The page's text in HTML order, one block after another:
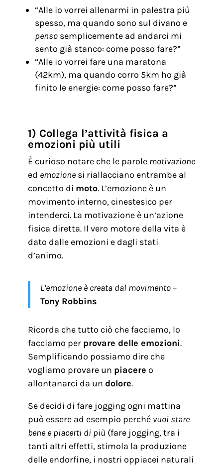
“Alle io vorrei allenarmi in palestra più
spesso, ma quando sono sul divano e
penso semplicemente ad andarci mi
sento già stanco: come posso fare?”
“Alle io vorrei fare una maratona
(42km), ma quando corro 5km ho già
finito le energie: come posso fare?”
1) Collega l’attività fisica a
emozioni più utili
È curioso notare che le parole motivazione
ed emozione si riallacciano entrambe al
concetto di moto. L’emozione è un
movimento interno, cinestesico per
intenderci. La motivazione è un’azione
fisica diretta. Il vero motore della vita è
dato dalle emozioni e dagli stati
d’animo.
L’emozione è creata dal movimento –
Tony Robbins
Ricorda che tutto ciò che facciamo, lo
facciamo per provare delle emozioni.
Semplificando possiamo dire che
vogliamo provare un piacere o
allontanarci da un dolore.
Se decidi di fare jogging ogni mattina
può essere ad esempio perché vuoi stare
bene e piacerti di più (fare jogging, tra i
tanti altri effetti, stimola la produzione
delle endorfine, i nostri oppiacei naturali